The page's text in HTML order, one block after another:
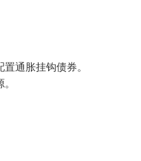
通胀挂钩债券。